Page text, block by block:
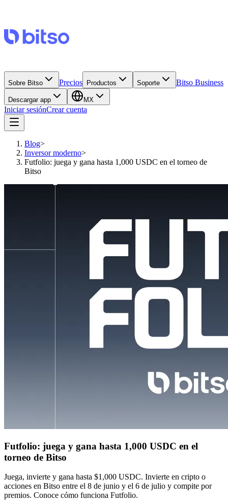
Sobre Bitso Precios Productos Soporte Bitso Business
Descargar app MX
Iniciar sesiónCrear cuenta
Blog>
Inversor moderno>
Futfolio: juega y gana hasta 1,000 USDC en el torneo de
Bitso
Futfolio: juega y gana hasta 1,000 USDC en el
torneo de Bitso
Juega, invierte y gana hasta $1,000 USDC. Invierte en cripto o
acciones en Bitso entre el 8 de junio y el 6 de julio y compite por
premios. Conoce cómo funciona Futfolio.